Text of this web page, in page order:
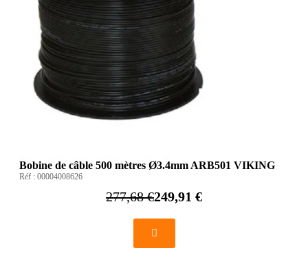
Bobine de câble 500 mètres Ø3.4mm ARB501 VIKING
Réf : 00004008626
277,68 €249,91 €